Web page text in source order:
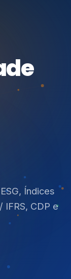
ISO 27001,
9001, ISO
de